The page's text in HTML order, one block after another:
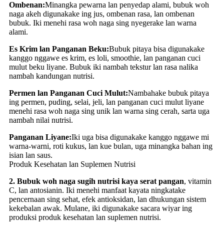
Ombenan:Minangka pewarna lan penyedap alami, bubuk woh
naga akeh digunakake ing jus, ombenan rasa, lan ombenan
bubuk. Iki menehi rasa woh naga sing nyegerake lan warna
alami.
Es Krim lan Panganan Beku:Bubuk pitaya bisa digunakake
kanggo nggawe es krim, es loli, smoothie, lan panganan cuci
mulut beku liyane. Bubuk iki nambah tekstur lan rasa nalika
nambah kandungan nutrisi.
Permen lan Panganan Cuci Mulut:Nambahake bubuk pitaya
ing permen, puding, selai, jeli, lan panganan cuci mulut liyane
menehi rasa woh naga sing unik lan warna sing cerah, sarta uga
nambah nilai nutrisi.
Panganan Liyane:Iki uga bisa digunakake kanggo nggawe mi
warna-warni, roti kukus, lan kue bulan, uga minangka bahan ing
isian lan saus.
Produk Kesehatan lan Suplemen Nutrisi
2. Bubuk woh naga sugih nutrisi kaya serat pangan, vitamin
C, lan antosianin. Iki menehi manfaat kayata ningkatake
pencernaan sing sehat, efek antioksidan, lan dhukungan sistem
kekebalan awak. Mulane, iki digunakake sacara wiyar ing
produksi produk kesehatan lan suplemen nutrisi.